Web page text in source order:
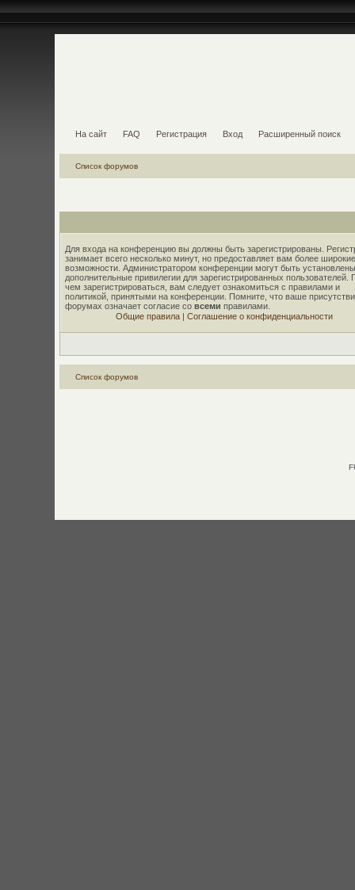
На сайт FAQ Регистрация Вход Расширенный поиск
Список форумов
Для входа на конференцию вы должны быть зарегистрированы.
занимает всего несколько минут, но предоставляет вам более широкие
возможности. Администратором конференции могут быть
дополнительные привилегии для зарегистрированных пользователей.
чем зарегистрироваться, вам следует ознакомиться с правилами и
политикой, принятыми на конференции. Помните, что ваше
форумах означает согласие со всеми правилами.
Общие правила| Соглашение о конфиденциальности
Список форумов